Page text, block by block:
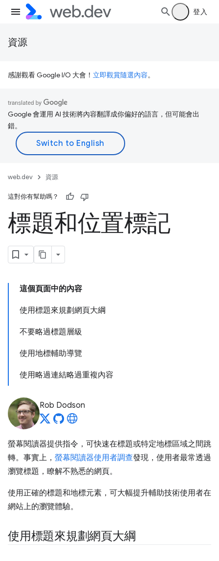
登入
資源
感謝觀看 Google I/O 大會！ 立即觀賞隨選內容。
Google 會運用 AI 技術將內容翻譯成你偏好的語言，但可能會出
錯。
web.dev 資源
這對你有幫助嗎？
標題和位置標記
這個頁面中的內容
使用標題來規劃網頁大綱
不要略過標題層級
使用地標輔助導覽
使用略過連結略過重複內容
Rob Dodson
螢幕閱讀器提供指令，可快速在標題或特定地標區域之間跳
轉。事實上， 螢幕閱讀器使用者調查發現，使用者最常透過
瀏覽標題，瞭解不熟悉的網頁。
使用正確的標題和地標元素，可大幅提升輔助技術使用者在
網站上的瀏覽體驗。
使用標題來規劃網頁大綱